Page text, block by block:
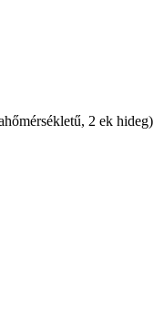
2 ek hideg)